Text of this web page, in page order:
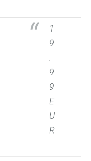
1
9
9
9
E
U
R